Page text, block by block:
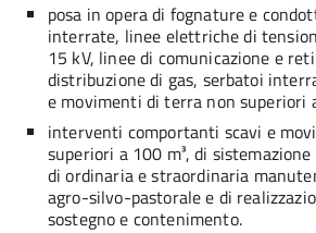
posa in opera di fognature e
interrate, linee elettriche di
15 kV, linee di comunicazione e
distribuzione di gas, serbatoi
e movimenti di terra non superiori
interventi comportanti scavi e
superiori a 100 m³, di
di ordinaria e straordinaria
agro-silvo-pastorale e di
sostegno e contenimento.